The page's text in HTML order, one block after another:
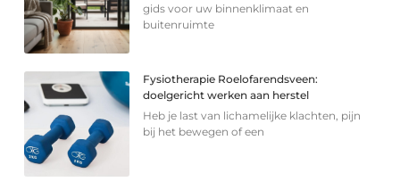
gids voor uw binnenklimaat en
buitenruimte
Fysiotherapie Roelofarendsveen:
doelgericht werken aan herstel
Heb je last van lichamelijke klachten, pijn
bij het bewegen of een